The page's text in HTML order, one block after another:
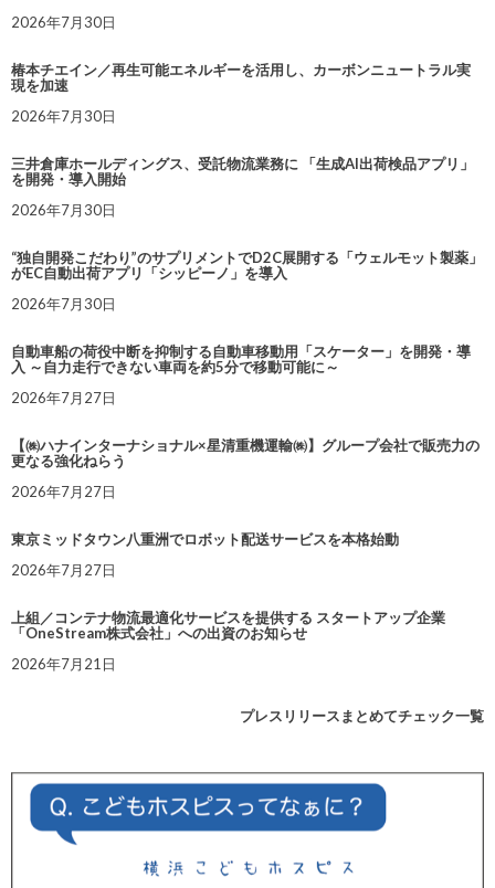
2026年7月30日
椿本チエイン／再生可能エネルギーを活用し、カーボンニュートラル実
現を加速
2026年7月30日
三井倉庫ホールディングス、受託物流業務に 「生成AI出荷検品アプリ」
を開発・導入開始
2026年7月30日
“独自開発こだわり”のサプリメントでD2C展開する「ウェルモット製薬」
がEC自動出荷アプリ「シッピーノ」を導入
2026年7月30日
自動車船の荷役中断を抑制する自動車移動用「スケーター」を開発・導
入 ～自力走行できない車両を約5分で移動可能に～
2026年7月27日
【㈱ハナインターナショナル×星清重機運輸㈱】グループ会社で販売力の
更なる強化ねらう
2026年7月27日
東京ミッドタウン八重洲でロボット配送サービスを本格始動
2026年7月27日
上組／コンテナ物流最適化サービスを提供する スタートアップ企業
「OneStream株式会社」への出資のお知らせ
2026年7月21日
プレスリリースまとめてチェック一覧